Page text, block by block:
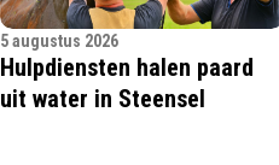
5 augustus 2026
Hulpdiensten halen paard
uit water in Steensel